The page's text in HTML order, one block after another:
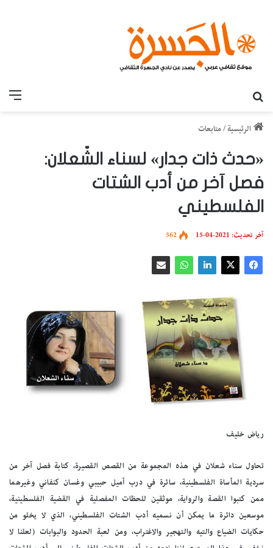
الرئيسية /متابعات
«حدث ذات جدار» لسناء الشّعلان:
فصل آخر من أدب الشتات
الفلسطيني
آخر تحديث: 2021-04-15 562
رياض خليف
تحاول سناء شعلان في هذه المجموعة من القصص القصيرة، كتابة فصل آخر من
سردية المأساة الفلسطينية، سائرة في درب أميل حبيبي وغسان كنفاني وغيرهما
ممن كتبوا القصة والرواية، موثقين للحظات المفصلية في القضية الفلسطينية،
موسعين دائرة ما يمكن أن نسميه أدب الشتات الفلسطيني، الذي لا يخلو من
حكايات الضياع والتيه والتهجير والاغتراب، ومن لعبة الحدود والبوابات (لعلنا لا